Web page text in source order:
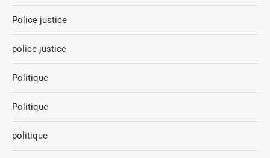
Police justice
police justice
Politique
Politique
politique